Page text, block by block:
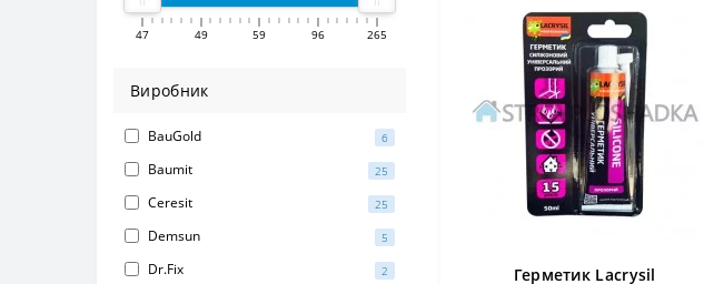
47 49 59 96 265
Виробник
BauGold 6
Baumit 25
Ceresit 25
Demsun 5
Dr.Fix 2
Герметик Lacrysil